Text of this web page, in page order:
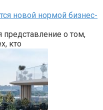
новой нормой бизнес-
представление о том,
кто